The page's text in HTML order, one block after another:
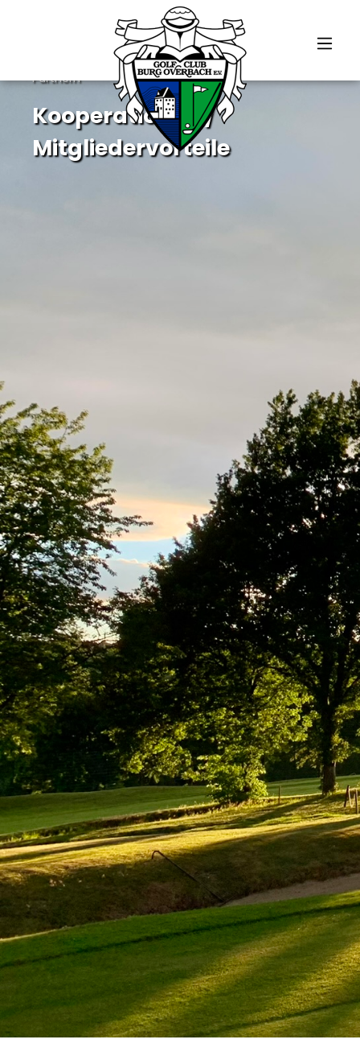
Eure Vorteile im Heimatclub und bei unseren
Partnern
Kooperationen /
Mitgliedervorteile